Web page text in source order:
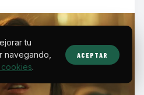
tu
navegando,
.
ACEPTAR